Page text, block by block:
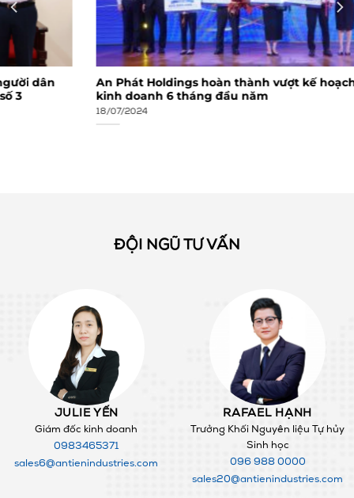
An Phát Holdings hoàn thành vượt kế hoạch sản xuất
kinh doanh 6 tháng đầu năm
ĐỘI NGŨ TƯ VẤN
JULIE YẾN
Giám đốc kinh doanh
0983465371
sales6@antienindustries.com
RAFAEL HẠNH
Trưởng Khối Nguyên liệu Tự hủy
Sinh học
096 988 0000
sales20@antienindustries.com